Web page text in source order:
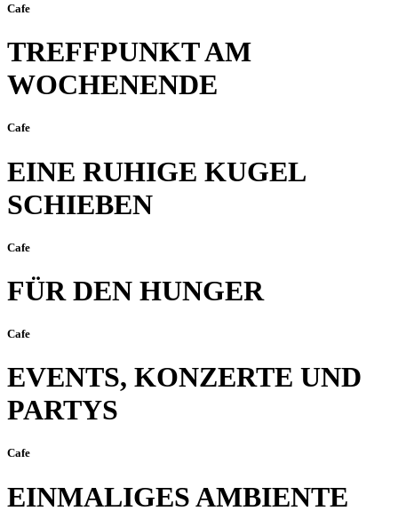
Cafe
TREFFPUNKT AM
WOCHENENDE
Cafe
EINE RUHIGE KUGEL
SCHIEBEN
Cafe
FÜR DEN HUNGER
Cafe
EVENTS, KONZERTE UND
PARTYS
Cafe
EINMALIGES AMBIENTE